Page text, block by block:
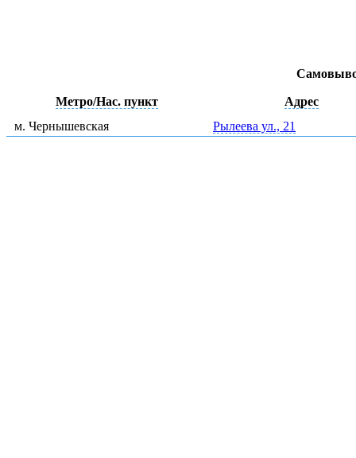
Метро/Нас. пункт
Адрес
м. Чернышевская
Рылеева ул., 21